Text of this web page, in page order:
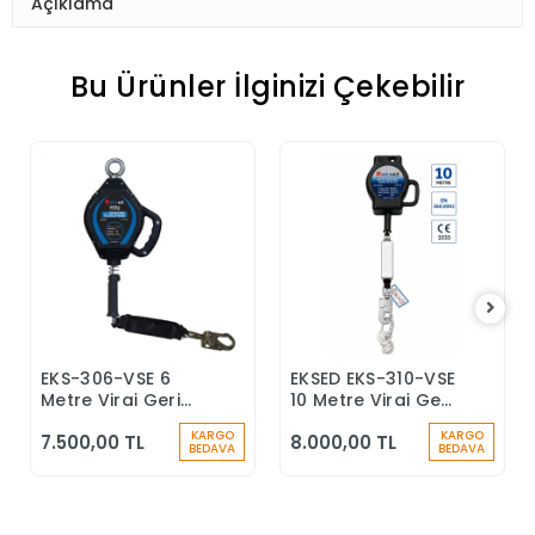
Bu Ürünler İlginizi Çekebilir
Sepete Ekle
EKS-306-VSE 6
Metre Viraj Geri
Durdurucu Keskin
7.500,00 TL KARGO
BEDAVA
Sepete Ekle
EKSED EKS-310-VSE
10 Metre Viraj Geri
Durdurucu
8.000,00 TL KARGO
BEDAVA